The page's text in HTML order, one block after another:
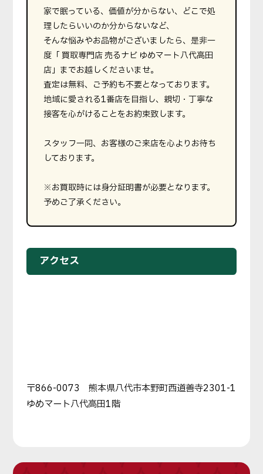
家で眠っている、価値が分からない、どこで処
理したらいいのか分からないなど、
そんな悩みやお品物がございましたら、是非一
度「 買取専門店 売るナビ ゆめマート八代高田
店」までお越しくださいませ。
査定は無料、ご予約も不要となっております。
地域に愛される1番店を目指し、親切・丁寧な
接客を心がけることをお約束致します。
スタッフ一同、お客様のご来店を心よりお待ち
しております。
※お買取時には身分証明書が必要となります。
予めご了承ください。
アクセス
〒866-0073 熊本県八代市本野町西道善寺2301-1
ゆめマート八代高田1階